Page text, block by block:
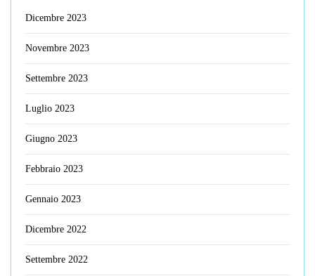
Dicembre 2023
Novembre 2023
Settembre 2023
Luglio 2023
Giugno 2023
Febbraio 2023
Gennaio 2023
Dicembre 2022
Settembre 2022